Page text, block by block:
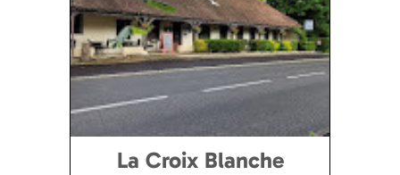
La Croix Blanche